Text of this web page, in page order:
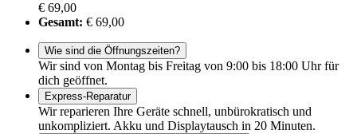
€ 69,00
Gesamt: € 69,00
Wie sind die Öffnungszeiten?
Wir sind von Montag bis Freitag von 9:00 bis 18:00 Uhr für
dich geöffnet.
Express-Reparatur
Wir reparieren Ihre Geräte schnell, unbürokratisch und
unkompliziert. Akku und Displaytausch in 20 Minuten.